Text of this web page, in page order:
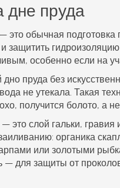
дне пруда
обычная подготовка
защитить
особенно если на
дно пруда без
не утекала. Такая
получится болото, а
это слой гальки,
органика
или золотыми
— для защиты от